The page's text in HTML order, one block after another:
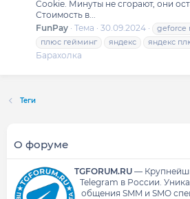
Cookie. Минуты не сгорают, они
Стоимость в...
FunPay Тема 30.09.2024 geforce
плюс гейминг
яндекс яндекс
Барахолка
Теги
О форуме
TGFORUM.RU—
Telegram в России.
общения SMM и SMO